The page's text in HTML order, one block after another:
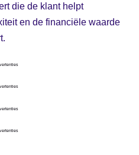
die de klant helpt
en de financiële waarde